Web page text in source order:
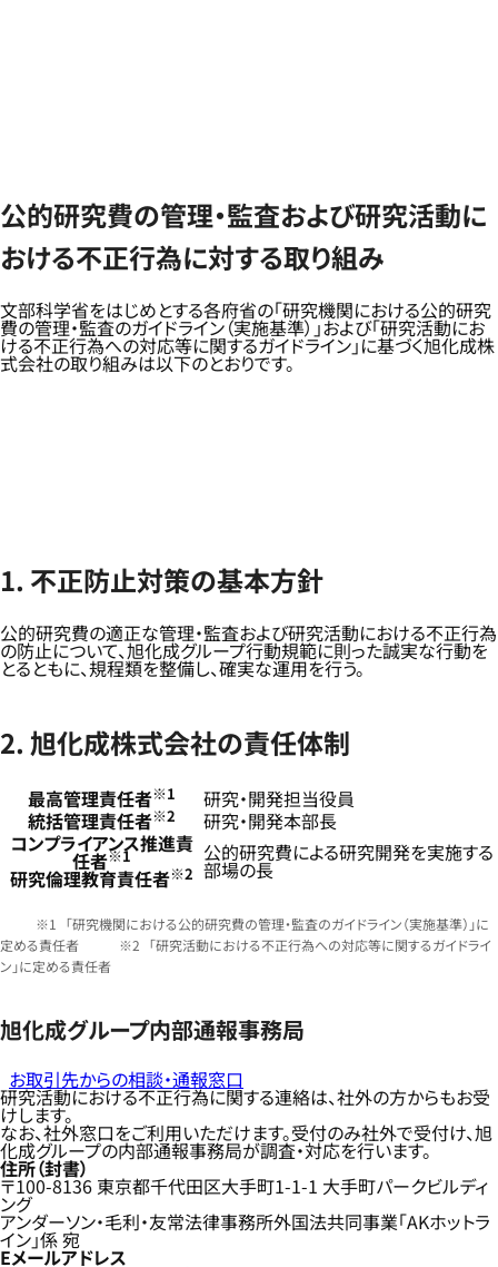
公的研究費の管理・監査および研究活動に
おける不正行為に対する取り組み
文部科学省をはじめとする各府省の「研究機関における公的研究
費の管理・監査のガイドライン（実施基準）」および「研究活動にお
ける不正行為への対応等に関するガイドライン」に基づく旭化成株
式会社の取り組みは以下のとおりです。
1. 不正防止対策の基本方針
公的研究費の適正な管理・監査および研究活動における不正行為
の防止について、旭化成グループ行動規範に則った誠実な行動を
とるともに、規程類を整備し、確実な運用を行う。
2. 旭化成株式会社の責任体制
最高管理責任者※1
研究・開発担当役員
統括管理責任者※2
研究・開発本部長
コンプライアンス推進責
任者※1
研究倫理教育責任者※2
公的研究費による研究開発を実施する
部場の長
「研究機関における公的研究費の管理・監査のガイドライン（実施基準）」に
定める責任者
「研究活動における不正行為への対応等に関するガイドライ
ン」に定める責任者
旭化成グループ内部通報事務局
お取引先からの相談・通報窓口
研究活動における不正行為に関する連絡は、社外の方からもお受
けします。
なお、社外窓口をご利用いただけます。受付のみ社外で受付け、旭
化成グループの内部通報事務局が調査・対応を行います。
住所（封書）
〒100-8136 東京都千代田区大手町1-1-1 大手町パークビルディ
ング
アンダーソン・毛利・友常法律事務所外国法共同事業「AKホットラ
イン」係 宛
Eメールアドレス